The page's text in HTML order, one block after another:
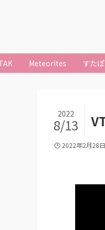
Meteorites すた
2022
8/13
2022年2月28日